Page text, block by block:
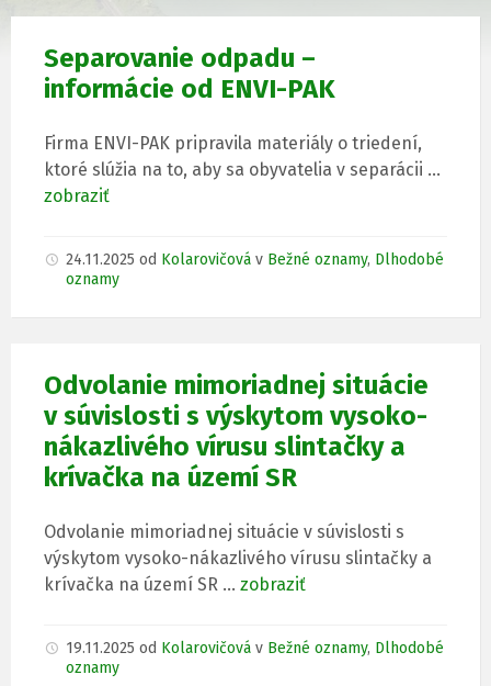
Separovanie odpadu –
informácie od ENVI-PAK
Firma ENVI-PAK pripravila materiály o triedení,
ktoré slúžia na to, aby sa obyvatelia v separácii …
zobraziť
24.11.2025 od Kolarovičová v Bežné oznamy, Dlhodobé
oznamy
Odvolanie mimoriadnej situácie
v súvislosti s výskytom vysoko-
nákazlivého vírusu slintačky a
krívačka na území SR
Odvolanie mimoriadnej situácie v súvislosti s
výskytom vysoko-nákazlivého vírusu slintačky a
krívačka na území SR … zobraziť
19.11.2025 od Kolarovičová v Bežné oznamy, Dlhodobé
oznamy